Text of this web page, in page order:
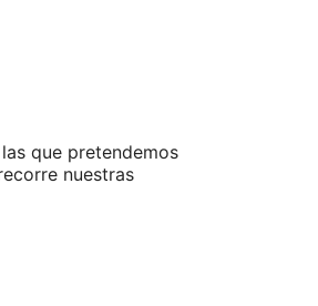
que pretendemos
nuestras